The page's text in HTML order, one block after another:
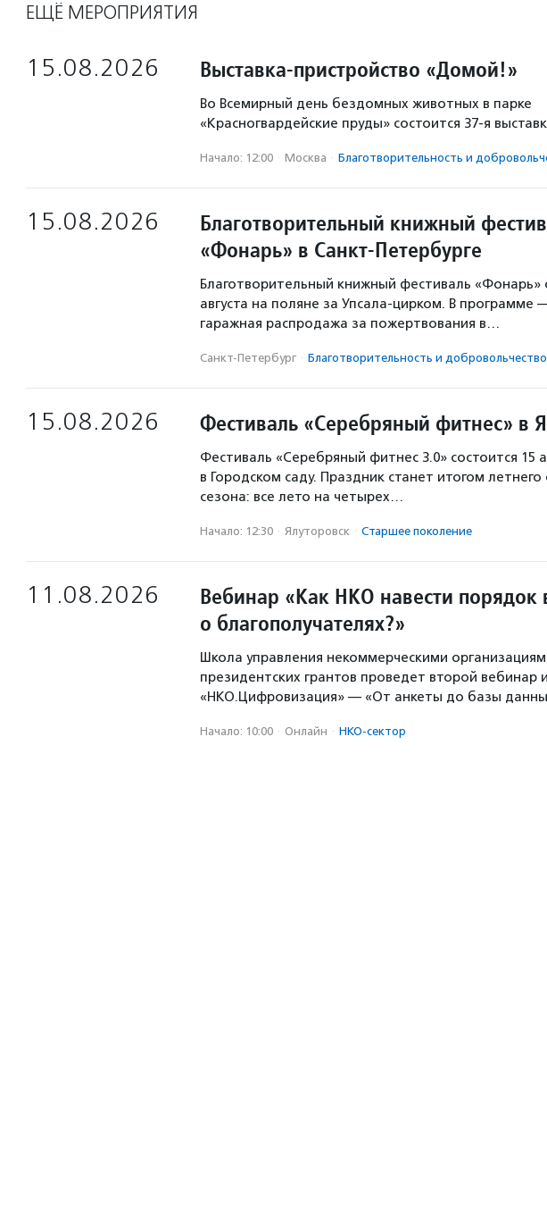
ЕЩЁ МЕРОПРИЯТИЯ
15.08.2026 Выставка-пристройство «Домой!»
Во Всемирный день бездомных животных в парке
«Красногвардейские пруды» состоится 37-я
Начало: 12:00 · Москва · Благотвори­тель­ность и
15.08.2026
Благотворительный книжный
«Фонарь» в Санкт-Петербурге
Благотворительный книжный фестиваль «Фонарь»
августа на поляне за Упсала-цирком. В программе
гаражная распродажа за пожертвования в…
Санкт-Петербург · Благотвори­тель­ность и доброволь­чест­во
15.08.2026 Фестиваль «Серебряный фитнес» в
Фестиваль «Серебряный фитнес 3.0» состоится 15
в Городском саду. Праздник станет итогом летнего
сезона: все лето на четырех…
Начало: 12:30 · Ялуторовск · Старшее поколение
11.08.2026
Вебинар «Как НКО навести порядок
о благополучателях?»
Школа управления некоммерческими
президентских грантов проведет второй вебинар
«НКО.Цифровизация» — «От анкеты до базы
Начало: 10:00 · Онлайн · НКО-сектор